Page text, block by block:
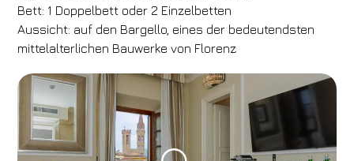
Bett: 1 Doppelbett oder 2 Einzelbetten
Aussicht: auf den Bargello, eines der bedeutendsten
mittelalterlichen Bauwerke von Florenz